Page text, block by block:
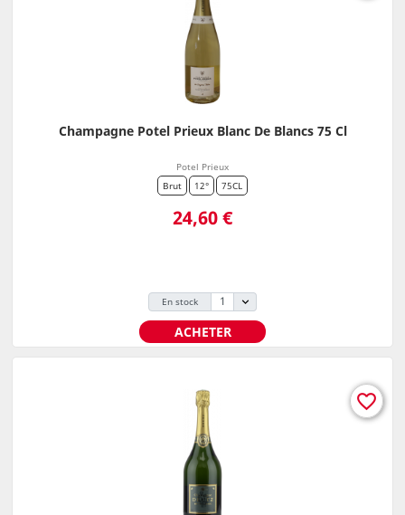
Champagne Potel Prieux Blanc De Blancs 75 Cl
Potel Prieux
Brut
12° 75CL
Prix
24,60 €
En stock
ACHETER
favorite_border